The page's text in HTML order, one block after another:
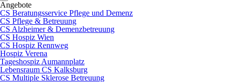
Angebote
CS Beratungsservice Pflege und Demenz
CS Pflege & Betreuung
CS Alzheimer & Demenzbetreuung
CS Hospiz Wien
CS Hospiz Rennweg
Hospiz Verena
Tageshospiz Aumannplatz
Lebensraum CS Kalksburg
CS Multiple Sklerose Betreuung